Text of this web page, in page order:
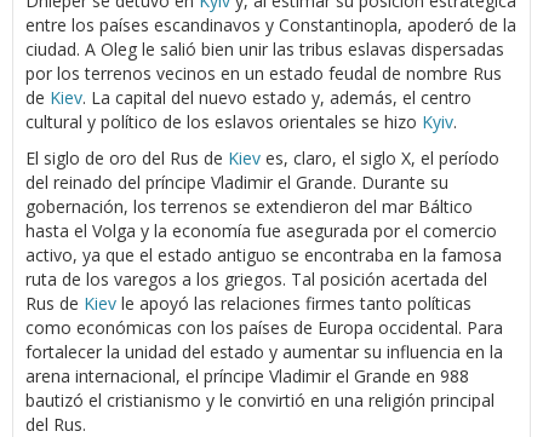
entre los países escandinavos y Constantinopla, apoderó de la
ciudad. A Oleg le salió bien unir las tribus eslavas dispersadas
por los terrenos vecinos en un estado feudal de nombre Rus
de Kiev. La capital del nuevo estado y, además, el centro
cultural y político de los eslavos orientales se hizo Kyiv.
El siglo de oro del Rus de Kiev es, claro, el siglo X, el período
del reinado del príncipe Vladimir el Grande. Durante su
gobernación, los terrenos se extendieron del mar Báltico
hasta el Volga y la economía fue asegurada por el comercio
activo, ya que el estado antiguo se encontraba en la famosa
ruta de los varegos a los griegos. Tal posición acertada del
Rus de Kiev le apoyó las relaciones firmes tanto políticas
como económicas con los países de Europa occidental. Para
fortalecer la unidad del estado y aumentar su influencia en la
arena internacional, el príncipe Vladimir el Grande en 988
bautizó el cristianismo y le convirtió en una religión principal
del Rus.